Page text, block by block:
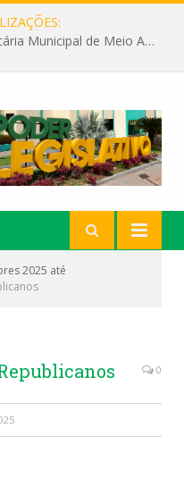
Câmara recebe palestra da Secretária Municipal de Meio Ambiente sobre as ações da “SEMANA DO MEIO AMBIENTE”
2025 até
0